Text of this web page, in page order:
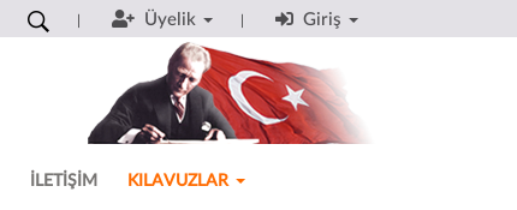
Üyelik Giriş
İLETİŞİM KILAVUZLAR